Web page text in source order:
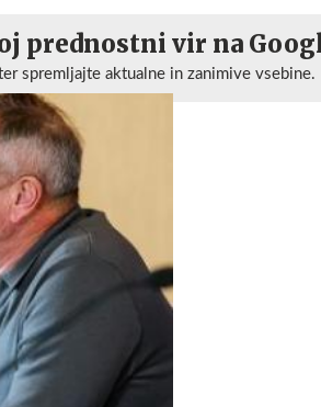
prednostni vir na
spremljajte aktualne in zanimive vsebine.